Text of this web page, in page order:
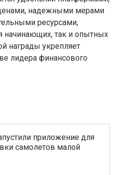
надежными мерами
ресурсами,
начинающих, так и опытных
награды укрепляет
лидера финансового
приложение для
самолетов малой